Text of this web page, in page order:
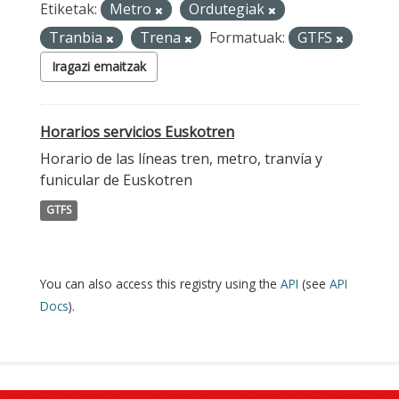
Etiketak: Metro
Ordutegiak
Tranbia
Trena Formatuak: GTFS
Iragazi emaitzak
Horarios servicios Euskotren
Horario de las líneas tren, metro, tranvía y
funicular de Euskotren
GTFS
You can also access this registry using the API (see API
Docs).